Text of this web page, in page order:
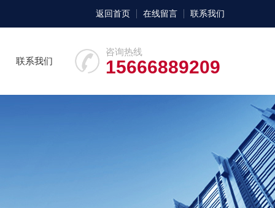
返回首页 在线留言 联系我们
咨询热线
15666889209
联系我们